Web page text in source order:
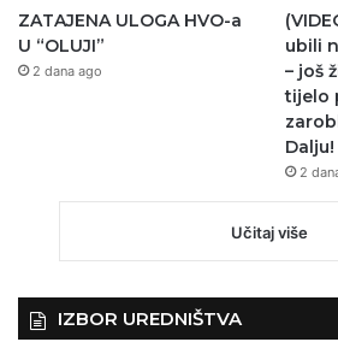
ZATAJENA ULOGA HVO-a
U “OLUJI”
2 dana ago
ubili
– još
tijelo
Dalju!
2
Učitaj više
IZBOR UREDNIŠTVA